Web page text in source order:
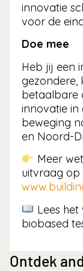
innovatie
voor de
Doe mee
Heb jij een
gezondere,
betaalbare
innovatie in
beweging
en Noord-
Meer
uitvraag op
Lees
biobased
Ontdek